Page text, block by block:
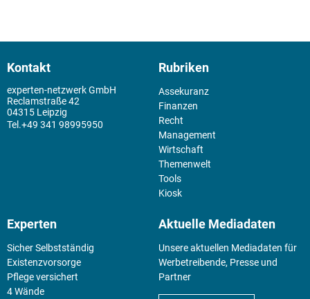
Kontakt
experten-netzwerk GmbH
Reclamstraße 42
04315 Leipzig
+49 341 98995950
Rubriken
Assekuranz
Finanzen
Recht
Management
Wirtschaft
Themenwelt
Tools
Kiosk
Experten
Sicher Selbstständig
Existenz­vorsorge
Pflege versichert
4 Wände
Aktuelle Mediadaten
Unsere aktuellen Mediadaten für
Werbetreibende, Presse und
Partner